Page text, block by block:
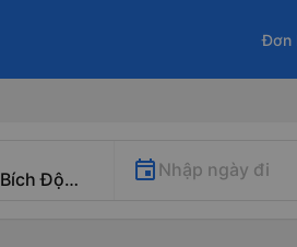
Đơn
Nhập ngày đi